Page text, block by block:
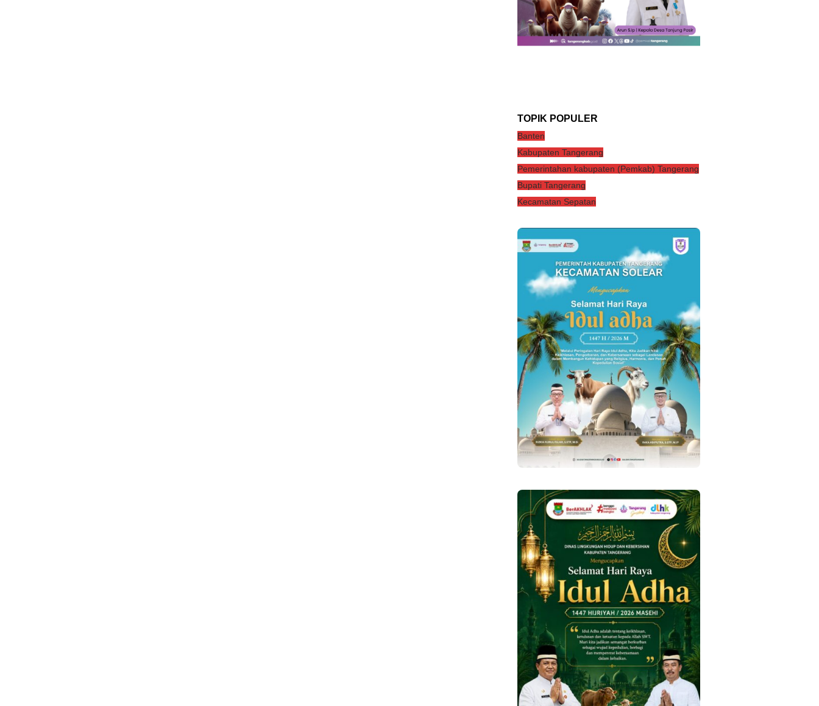
TOPIK POPULER
Banten
Kabupaten Tangerang
Pemerintahan kabupaten (Pemkab) Tangerang
Bupati Tangerang
Kecamatan Sepatan